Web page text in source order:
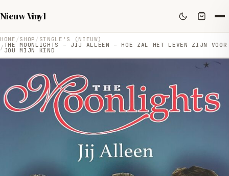
Nieuw Vinyl
HOME SHOP SINGLE'S (NIEUW)
THE MOONLIGHTS – JIJ ALLEEN – HOE ZAL HET LEVEN ZIJN VOOR
JOU MIJN KIND